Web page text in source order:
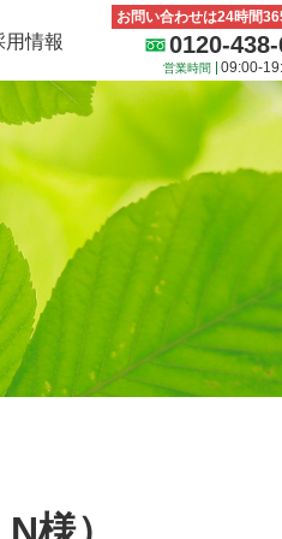
お問い合わせは24時間
0120-
営業時間 09:00-
他サービス 古着de
用情報